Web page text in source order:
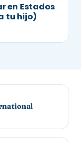
en Estados
tu hijo)